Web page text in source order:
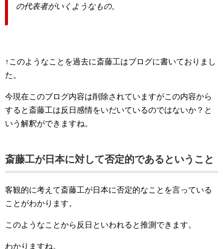
の代表者がいくようなもの。
↑このようなことを過去に斎藤工はブログに書いておりまし
た。
今現在このブログ内容は削除されていますがこの内容から
すると斎藤工は反日感情をいだいているのではないか？と
いう解釈ができますね。
斎藤工が日本に対して否定的であるということ
客観的に考えて斎藤工が日本に否定的なことを言っている
ことがわかります。
このようなことから反日といわれると推測できます。
わかりますね。